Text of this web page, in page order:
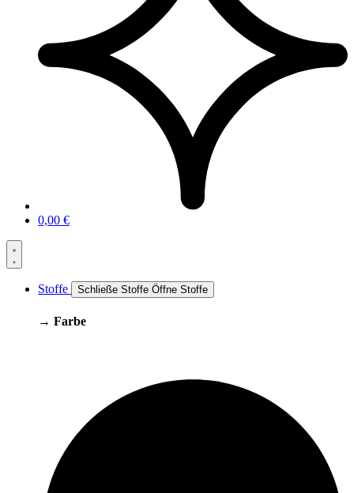
0,00 €
Stoffe Schließe Stoffe Öffne Stoffe
→ Farbe